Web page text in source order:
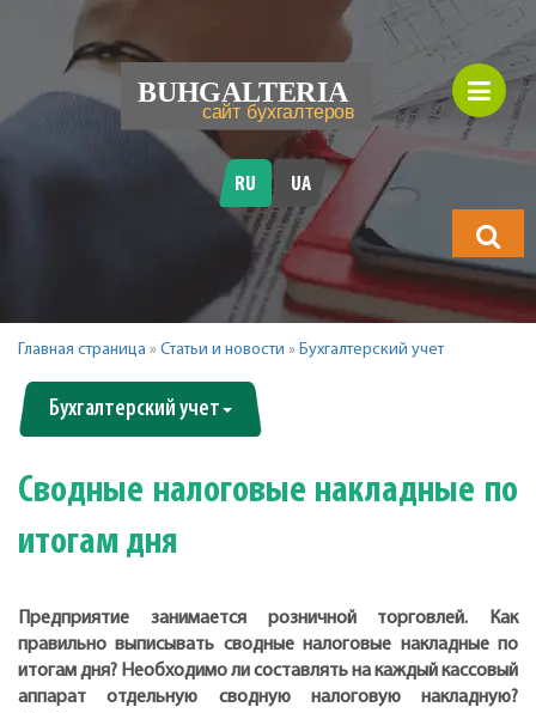
будете
искать?
RU UA
Главная страница » Статьи и новости » Бухгалтерский учет
Бухгалтерский учет
Сводные налоговые накладные по
итогам дня
Предприятие занимается розничной торговлей. Как
правильно выписывать сводные налоговые накладные по
итогам дня? Необходимо ли составлять на каждый кассовый
аппарат отдельную сводную налоговую накладную?